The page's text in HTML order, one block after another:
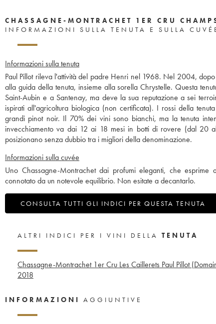
CHASSAGNE-MONTRACHET 1ER CRU
INFORMAZIONI SULLA TENUTA E SULLA
Informazioni sulla tenuta
Paul Pillot rileva l'attività del padre Henri nel 1968. Nel 2004,
alla guida della tenuta, insieme alla sorella Chrystelle. Questa
Saint-Aubin e a Santenay, ma deve la sua reputazione a sei
ispirati all'agricoltura biologica (non certificata). I rossi della
grandi pinot noir. Il 70% dei vini sono bianchi, ma la tenuta
invecchiamento va dai 12 ai 18 mesi in botti di rovere (dal 20
posizionano senza dubbio tra i migliori della denominazione.
Informazioni sulla cuvée
Uno Chassagne-Montrachet dai profumi eleganti, che
connotato da un notevole equilibrio. Non esitate a decantarlo.
CONSULTA TUTTI GLI INDICI PER QUESTA TENUTA
ALTRI INDICI PER I VINI DELLA TENUTA
Chassagne-Montrachet 1er Cru Les Caillerets Paul Pillot
2018
INFORMAZIONI AGGIUNTIVE